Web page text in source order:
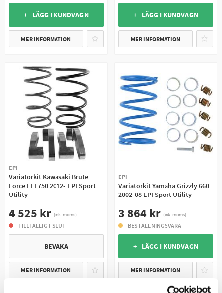
+ LÄGG I KUNDVAGN
MER INFORMATION
+ LÄGG I KUNDVAGN
MER INFORMATION
EPI
Variatorkit Kawasaki Brute
Force EFI 750 2012- EPI Sport
Utility
4 525 kr (ink. moms)
TILLFÄLLIGT SLUT
BEVAKA
MER INFORMATION
EPI
Variatorkit Yamaha Grizzly 660
2002-08 EPI Sport Utility
3 864 kr (ink. moms)
BESTÄLLNINGSVARA
+ LÄGG I KUNDVAGN
MER INFORMATION